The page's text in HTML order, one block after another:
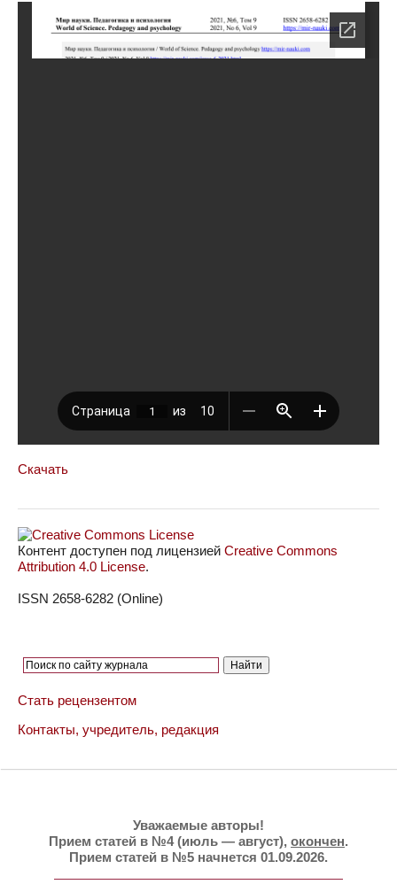
Скачать
Контент доступен под лицензией Creative Commons
Attribution 4.0 License.
ISSN 2658-6282 (Online)
Стать рецензентом
Контакты, учредитель, редакция
Уважаемые авторы!
Прием статей в №4 (июль — август), окончен.
Прием статей в №5 начнется 01.09.2026.